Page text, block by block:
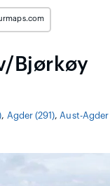
Bjørkøy
, Agder (291), Aust-Agder